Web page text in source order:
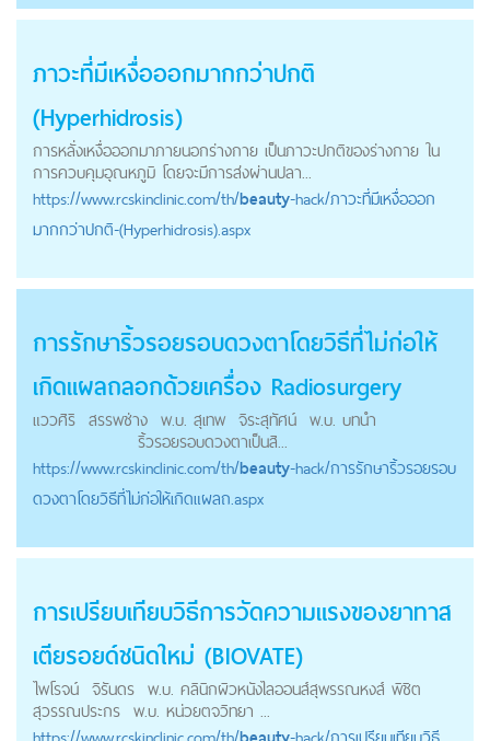
ภาวะที่มีเหงื่อออกมากกว่าปกติ
(Hyperhidrosis)
การหลั่งเหงื่อออกมาภายนอกร่างกาย เป็นภาวะปกติของร่างกาย ใน
การควบคุมอุณหภูมิ โดยจะมีการส่งผ่านปลา...
https://www.rcskinclinic.com/th/beauty-hack/ภาวะที่มีเหงื่อออก
มากกว่าปกติ-(Hyperhidrosis).aspx
การรักษาริ้วรอยรอบดวงตาโดยวิธีที่ไม่ก่อให้
เกิดแผลถลอกด้วยเครื่อง Radiosurgery
แววศิริ สรรพช่าง พ.บ. สุเทพ จิระสุทัศน์ พ.บ. บทนำ
ริ้วรอยรอบดวงตาเป็นสิ...
https://www.rcskinclinic.com/th/beauty-hack/การรักษาริ้วรอยรอบ
ดวงตาโดยวิธีที่ไม่ก่อให้เกิดแผลถ.aspx
การเปรียบเทียบวิธีการวัดความแรงของยาทาส
เตียรอยด์ชนิดใหม่ (BIOVATE)
ไพโรจน์ จิรันดร พ.บ. คลินิกผิวหนังไลออนส์สุพรรณหงส์ พิชิต
สุวรรณประกร พ.บ. หน่วยตจวิทยา ...